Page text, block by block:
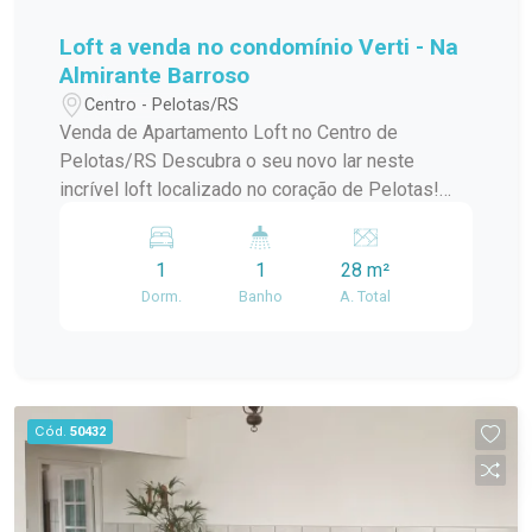
Loft a venda no condomínio Verti - Na
Almirante Barroso
Centro - Pelotas/RS
Venda de Apartamento Loft no Centro de
Pelotas/RS Descubra o seu novo lar neste
incrível loft localizado no coração de Pelotas!
construção, oferece o melhor da modernidade e
conforto, ideal para quem busca praticidade e
estilo de vida urbano. Com uma localização
entretenimento. O condomínio conta com uma
infraestrutura de lazer completa, perfeita para
relaxar e aproveitar momentos especiais com
amigos e familiares. O loft possui um design
1
Dorm.
1
Banho
28 m²
A. Total
Cód. 50432